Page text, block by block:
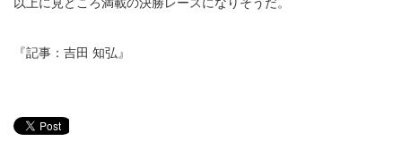
『記事：吉田 知弘』